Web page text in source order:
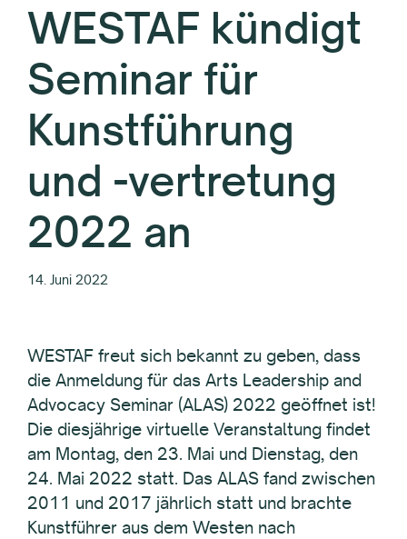
WESTAF kündigt
Seminar für
Kunstführung
und -vertretung
2022 an
14. Juni 2022
WESTAF freut sich bekannt zu geben, dass
die Anmeldung für das Arts Leadership and
Advocacy Seminar (ALAS) 2022 geöffnet ist!
Die diesjährige virtuelle Veranstaltung findet
am Montag, den 23. Mai und Dienstag, den
24. Mai 2022 statt. Das ALAS fand zwischen
2011 und 2017 jährlich statt und brachte
Kunstführer aus dem Westen nach